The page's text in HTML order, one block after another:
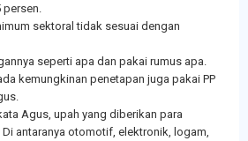
sektoral tidak sesuai dengan
seperti apa dan pakai rumus apa.
kemungkinan penetapan juga pakai PP
Agus, upah yang diberikan para
antaranya otomotif, elektronik, logam,